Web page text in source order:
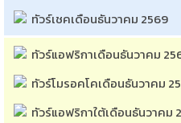
ทัวร์เชคเดือนธันวาคม 2569
ทัวร์แอฟริกาเดือนธันวาคม
ทัวร์โมรอคโคเดือนธันวาคม
ทัวร์แอฟริกาใต้เดือนธันวาคม